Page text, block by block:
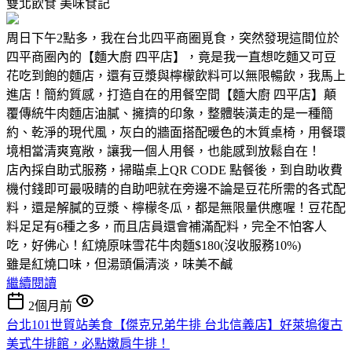
雙北飲食 美味食記
周日下午2點多，我在台北四平商圈覓食，突然發現這間位於
四平商圈內的【麵大廚 四平店】，竟是我一直想吃麵又可豆
花吃到飽的麵店，還有豆漿與檸檬飲料可以無限暢飲，我馬上
進店！簡約質感，打造自在的用餐空間【麵大廚 四平店】顛
覆傳統牛肉麵店油膩、擁擠的印象，整體裝潢走的是一種簡
約、乾淨的現代風，灰白的牆面搭配暖色的木質桌椅，用餐環
境相當清爽寬敞，讓我一個人用餐，也能感到放鬆自在！
店內採自助式服務，掃瞄桌上QR CODE 點餐後，到自助收費
機付錢即可最吸睛的自助吧就在旁邊不論是豆花所需的各式配
料，還是解膩的豆漿、檸檬冬瓜，都是無限量供應喔！豆花配
料足足有6種之多，而且店員還會補滿配料，完全不怕客人
吃，好佛心！紅燒原味雪花牛肉麵$180(沒收服務10%)
雖是紅燒口味，但湯頭偏清淡，味美不鹹
繼續閱讀
2個月前
台北101世貿站美食【傑克兄弟牛排 台北信義店】好萊塢復古
美式牛排館，必點嫩肩牛排！